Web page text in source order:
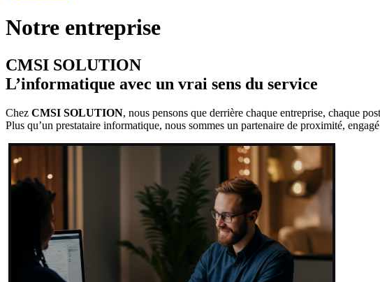
Notre entreprise
CMSI SOLUTION
L’informatique avec un vrai sens du service
Chez CMSI SOLUTION, nous pensons que derrière chaque entreprise, chaque
Plus qu’un prestataire informatique, nous sommes un partenaire de proximité,